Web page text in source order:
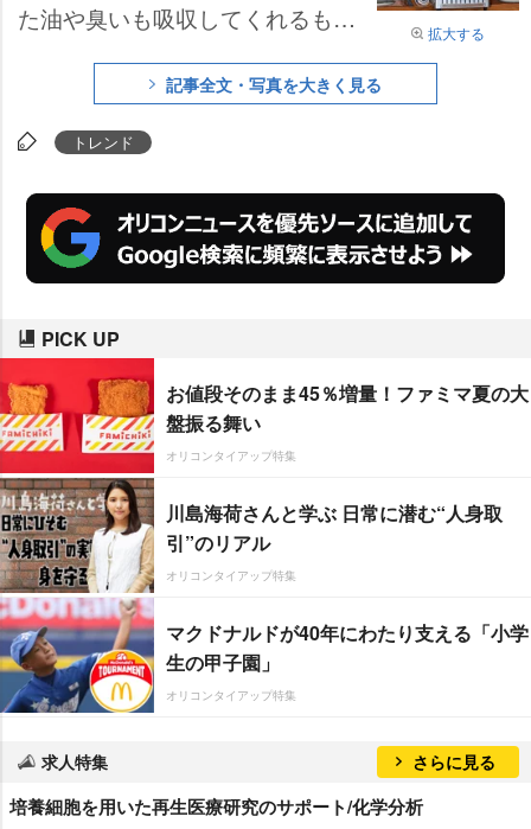
拡大する
た油や臭いも吸収してくれるもの
記事全文・写真を大きく見る
トレンド
PICK UP
お値段そのまま45％増量！ファミマ夏の大
盤振る舞い
オリコンタイアップ特集
川島海荷さんと学ぶ 日常に潜む“人身取
引”のリアル
オリコンタイアップ特集
マクドナルドが40年にわたり支える「小学
生の甲子園」
オリコンタイアップ特集
求人特集 さらに見る
培養細胞を用いた再生医療研究のサポート/化学分析